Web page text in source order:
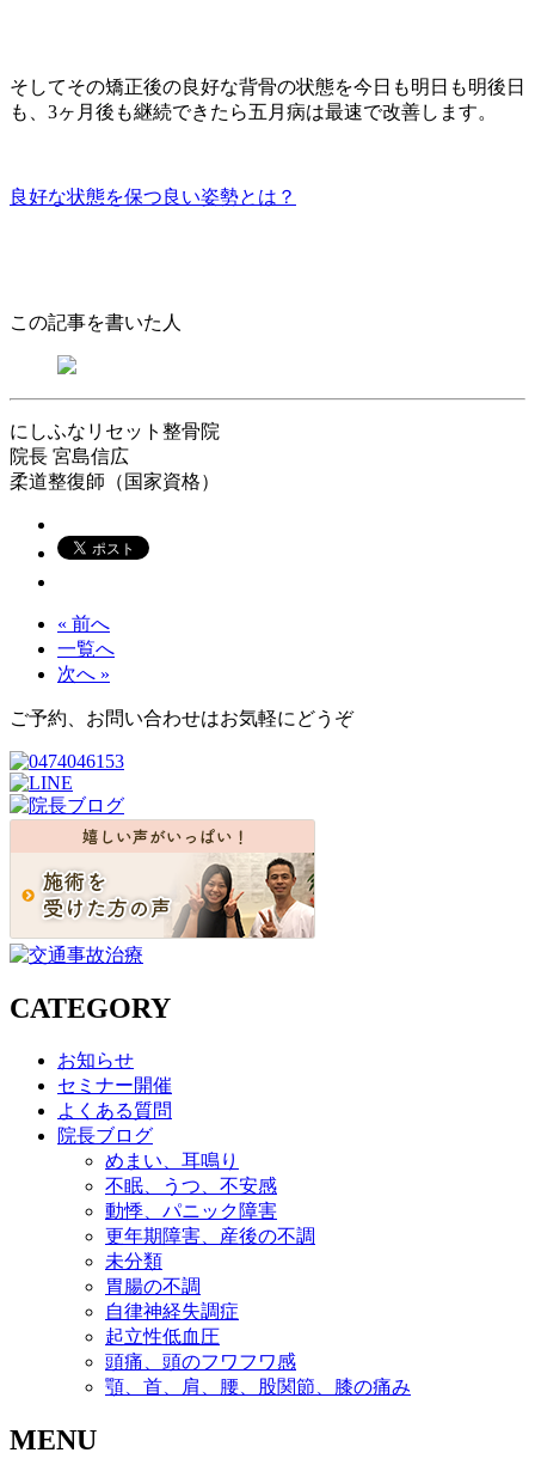
そしてその矯正後の良好な背骨の状態を今日も明日も明後日
も、3ヶ月後も継続できたら五月病は最速で改善します。
良好な状態を保つ良い姿勢とは？
この記事を書いた人
にしふなリセット整骨院
院長 宮島信広
柔道整復師（国家資格）
« 前へ
一覧へ
次へ »
ご予約、お問い合わせはお気軽にどうぞ
CATEGORY
お知らせ
セミナー開催
よくある質問
院長ブログ
めまい、耳鳴り
不眠、うつ、不安感
動悸、パニック障害
更年期障害、産後の不調
未分類
胃腸の不調
自律神経失調症
起立性低血圧
頭痛、頭のフワフワ感
顎、首、肩、腰、股関節、膝の痛み
MENU